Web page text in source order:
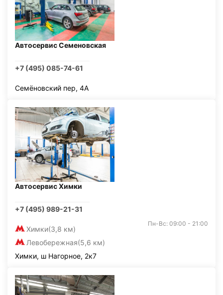
Автосервис Семеновская
+7 (495) 085-74-61
Семёновский пер, 4А
Автосервис Химки
+7 (495) 989-21-31
Химки(3,8 км)
Левобережная(5,6 км)
Пн-Вс: 09:00 - 21:00
Химки, ш Нагорное, 2к7